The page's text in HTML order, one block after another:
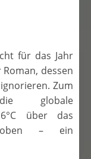
dessen
Zum
globale
über das
– ein